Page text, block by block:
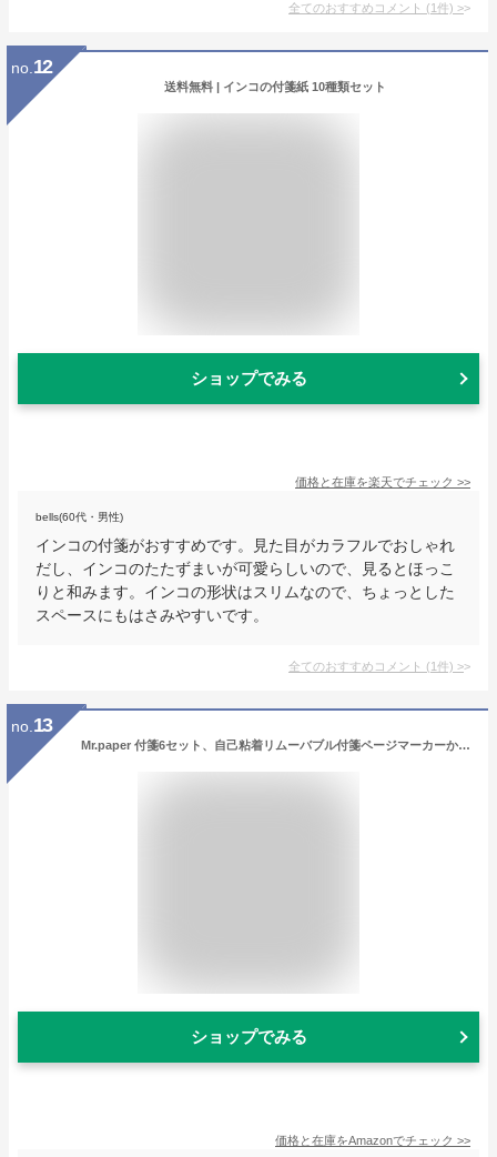
全てのおすすめコメント (1件) >
no. 12
送料無料 | インコの付箋紙 10種類セット
ショップでみる
価格と在庫を楽天でチェック >>
bells(60代・男性)
インコの付箋がおすすめです。見た目がカラフルでおしゃれ
だし、インコのたたずまいが可愛らしいので、見るとほっこ
りと和みます。インコの形状はスリムなので、ちょっとした
スペースにもはさみやすいです。
全てのおすすめコメント (1件) >
no. 13
Mr.paper 付箋6セット、自己粘着リムーバブル付箋ページマーカーかわいい漫画メモパッドブックマークDIYステッカーメモパッドオフィススクールのフラグマーカーマーカ
ショップでみる
価格と在庫をAmazonでチェック >>